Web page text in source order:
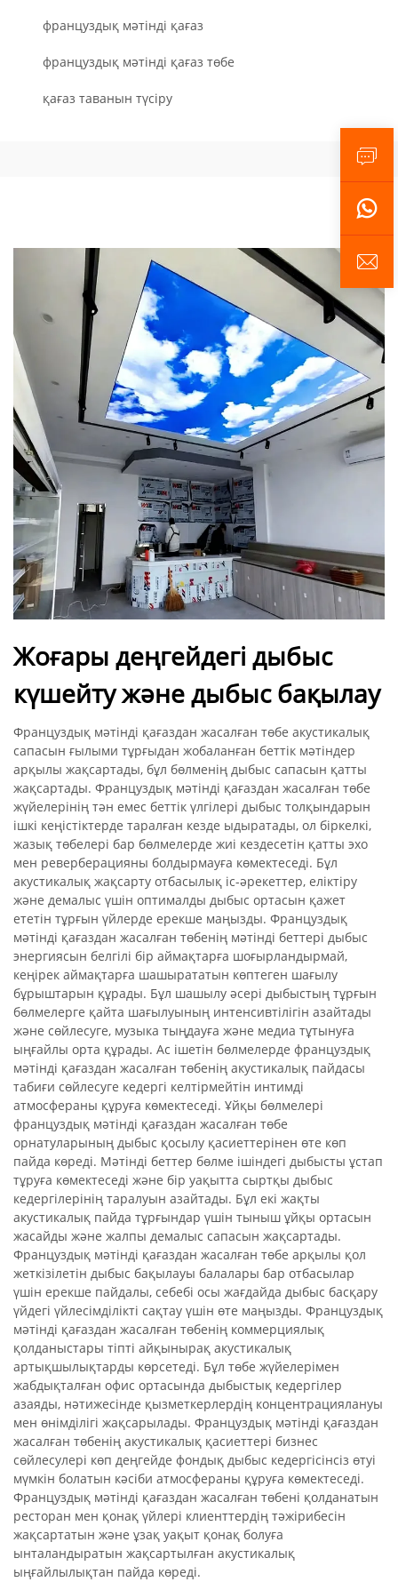
француздық мәтінді қағаз
француздық мәтінді қағаз төбе
қағаз таванын түсіру
Жоғары деңгейдегі дыбыс
күшейту және дыбыс бақылау
Француздық мәтінді қағаздан жасалған төбе акустикалық
сапасын ғылыми тұрғыдан жобаланған беттік мәтіндер
арқылы жақсартады, бұл бөлменің дыбыс сапасын қатты
жақсартады. Француздық мәтінді қағаздан жасалған төбе
жүйелерінің тән емес беттік үлгілері дыбыс толқындарын
ішкі кеңістіктерде таралған кезде ыдыратады, ол біркелкі,
жазық төбелері бар бөлмелерде жиі кездесетін қатты эхо
мен реверберацияны болдырмауға көмектеседі. Бұл
акустикалық жақсарту отбасылық іс-әрекеттер, еліктіру
және демалыс үшін оптималды дыбыс ортасын қажет
ететін тұрғын үйлерде ерекше маңызды. Француздық
мәтінді қағаздан жасалған төбенің мәтінді беттері дыбыс
энергиясын белгілі бір аймақтарға шоғырландырмай,
кеңірек аймақтарға шашырататын көптеген шағылу
бұрыштарын құрады. Бұл шашылу әсері дыбыстың тұрғын
бөлмелерге қайта шағылуының интенсивтілігін азайтады
және сөйлесуге, музыка тыңдауға және медиа тұтынуға
ыңғайлы орта құрады. Ас ішетін бөлмелерде француздық
мәтінді қағаздан жасалған төбенің акустикалық пайдасы
табиғи сөйлесуге кедергі келтірмейтін интимді
атмосфераны құруға көмектеседі. Ұйқы бөлмелері
француздық мәтінді қағаздан жасалған төбе
орнатуларының дыбыс қосылу қасиеттерінен өте көп
пайда көреді. Мәтінді беттер бөлме ішіндегі дыбысты ұстап
тұруға көмектеседі және бір уақытта сыртқы дыбыс
кедергілерінің таралуын азайтады. Бұл екі жақты
акустикалық пайда тұрғындар үшін тыныш ұйқы ортасын
жасайды және жалпы демалыс сапасын жақсартады.
Француздық мәтінді қағаздан жасалған төбе арқылы қол
жеткізілетін дыбыс бақылауы балалары бар отбасылар
үшін ерекше пайдалы, себебі осы жағдайда дыбыс басқару
үйдегі үйлесімділікті сақтау үшін өте маңызды. Француздық
мәтінді қағаздан жасалған төбенің коммерциялық
қолданыстары тіпті айқынырақ акустикалық
артықшылықтарды көрсетеді. Бұл төбе жүйелерімен
жабдықталған офис ортасында дыбыстық кедергілер
азаяды, нәтижесінде қызметкерлердің концентрациялануы
мен өнімділігі жақсарылады. Француздық мәтінді қағаздан
жасалған төбенің акустикалық қасиеттері бизнес
сөйлесулері көп деңгейде фондық дыбыс кедергісінсіз өтуі
мүмкін болатын кәсіби атмосфераны құруға көмектеседі.
Француздық мәтінді қағаздан жасалған төбені қолданатын
ресторан мен қонақ үйлері клиенттердің тәжірибесін
жақсартатын және ұзақ уақыт қонақ болуға
ынталандыратын жақсартылған акустикалық
ыңғайлылықтан пайда көреді.